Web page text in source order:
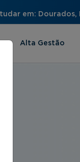
em: Dourados,
Alta Gestão